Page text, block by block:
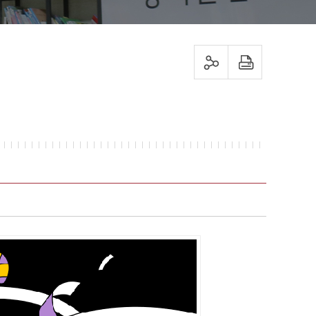
sns 공유하기 프린트하기